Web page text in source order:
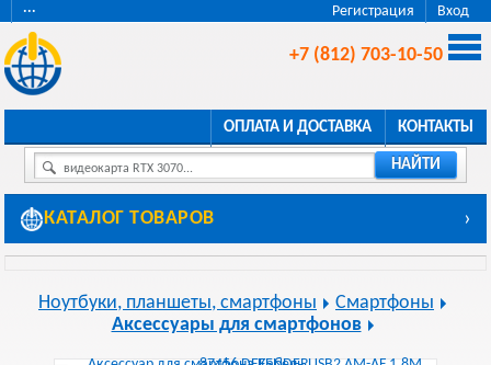
Регистрация Вход
···
+7 (812) 703-10-50
ОПЛАТА И ДОСТАВКА КОНТАКТЫ
видеокарта RTX 3070... НАЙТИ
КАТАЛОГ ТОВАРОВ ›
Ноутбуки, планшеты, смартфоны
Смартфоны
Аксессуары для смартфонов